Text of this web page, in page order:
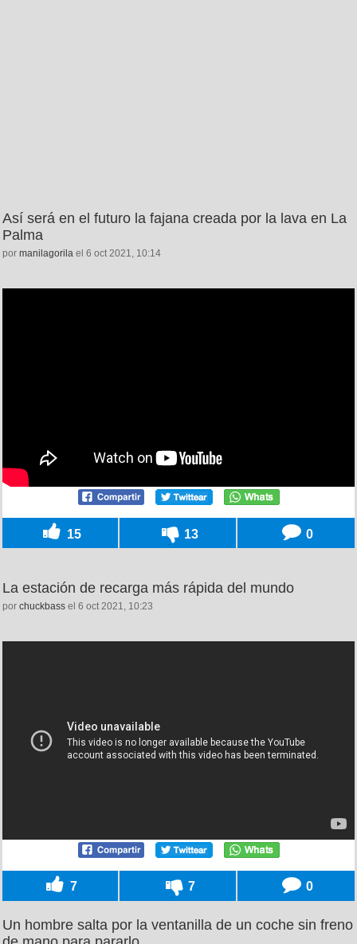
Así será en el futuro la fajana creada por la lava en La
Palma
por manilagorila el 6 oct 2021, 10:14
15 13 0
La estación de recarga más rápida del mundo
por chuckbass el 6 oct 2021, 10:23
7 7 0
Un hombre salta por la ventanilla de un coche sin freno